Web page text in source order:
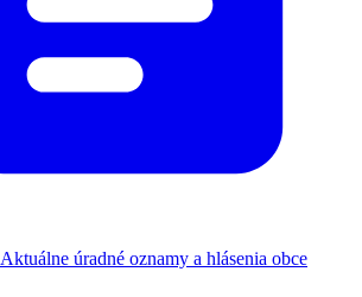
Aktuálne úradné oznamy a hlásenia obce